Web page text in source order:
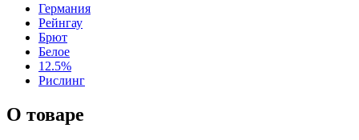
Германия
Рейнгау
Брют
Белое
12.5%
Рислинг
О товаре